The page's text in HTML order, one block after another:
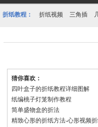
折纸教程： 折纸视频 三角插
猜你喜欢：
四叶盒子的折纸教程详细图解
纸编桃子灯笼制作教程
简单盛物盒的折法
精致心形的折纸方法-心形视频